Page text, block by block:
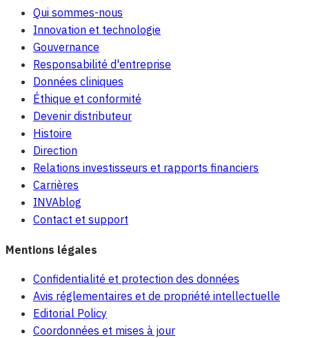
Qui sommes-nous
Innovation et technologie
Gouvernance
Responsabilité d'entreprise
Données cliniques
Éthique et conformité
Devenir distributeur
Histoire
Direction
Relations investisseurs et rapports financiers
Carrières
INVAblog
Contact et support
Mentions légales
Confidentialité et protection des données
Avis réglementaires et de propriété intellectuelle
Editorial Policy
Coordonnées et mises à jour